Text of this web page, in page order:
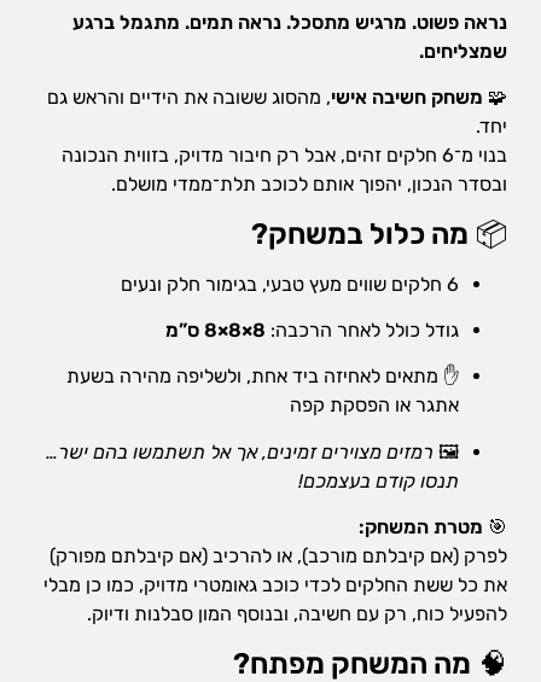
נראה פשוט. מרגיש מתסכל. נראה תמים. מתגמל ברגע
שמצליחים.
🧩 משחק חשיבה אישי, מהסוג ששובה את הידיים והראש גם
יחד.
בנוי מ־6 חלקים זהים, אבל רק חיבור מדויק, בזווית הנכונה
ובסדר הנכון, יהפוך אותם לכוכב תלת־ממדי מושלם.
📦 מה כלול במשחק?
6 חלקים שווים מעץ טבעי, בגימור חלק ונעים
גודל כולל לאחר הרכבה: 8×8×8 ס”מ
✋ מתאים לאחיזה ביד אחת, ולשליפה מהירה בשעת
אתגר או הפסקת קפה
🖼️ רמזים מצוירים זמינים, אך אל תשתמשו בהם ישר…
תנסו קודם בעצמכם!
🎯 מטרת המשחק:
לפרק (אם קיבלתם מורכב), או להרכיב (אם קיבלתם מפורק)
את כל ששת החלקים לכדי כוכב גאומטרי מדויק, כמו כן מבלי
להפעיל כוח, רק עם חשיבה, ובנוסף המון סבלנות ודיוק.
🧠 מה המשחק מפתח?
אנחנו
משתמשים
באיסוף
סטטיסטים
ואנליזות
מתקדמות של
אופן השימוש
חווית
שלנו יעבוד
ביותר בזמן
הביקור
שלכם. אם
לאפשר
עוגיות אלה,
חלק
מהפונקציות
באתר לא
יהיו זמינות.